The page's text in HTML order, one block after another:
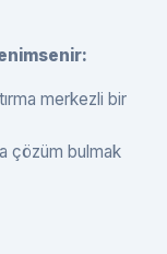
merkezli bir
çözüm bulmak